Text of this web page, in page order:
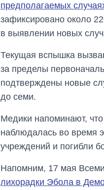
предполагаемых
зафиксировано около
в выявлении новых
Текущая вспышка
за пределы
подтверждены новые
до семи.
Медики напоминают,
наблюдалась во время
учреждений и погибли
Напомним, 17 мая
лихорадки Эбола в